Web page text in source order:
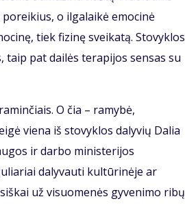
o ilgalaikė emocinė
tiek fizinę sveikatą. Stovyklos
pat dailės terapijos sensas su
O čia – ramybė,
viena iš stovyklos dalyvių Dalia
ir darbo ministerijos
dalyvauti kultūrinėje ar
už visuomenės gyvenimo ribų